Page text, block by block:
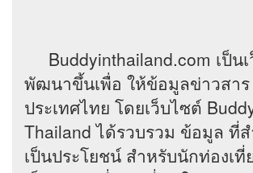
Buddyinthailand.com เป็น
พัฒนาขึ้นเพื่อ ให้ข้อมูลข่าวสาร
ประเทศไทย โดยเว็บไซต์
Thailand ได้รวบรวม ข้อมูล ที่
เป็นประโยชน์ สำหรับนักท่องเที่